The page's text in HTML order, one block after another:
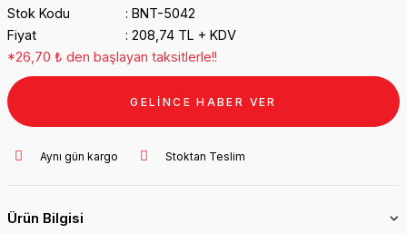
Stok Kodu
BNT-5042
Fiyat
208,74 TL + KDV
*26,70 ₺ den başlayan taksitlerle!!
GELİNCE HABER VER
Aynı gün kargo Stoktan Teslim
Ürün Bilgisi